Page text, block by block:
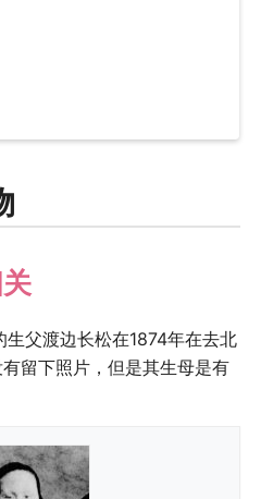
生父渡边长松在1874年在去北
留下照片，但是其生母是有